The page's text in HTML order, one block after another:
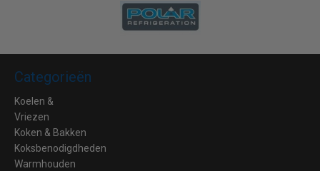
Categorieën
Koelen &
Vriezen
Koken & Bakken
Koksbenodigdheden
Warmhouden